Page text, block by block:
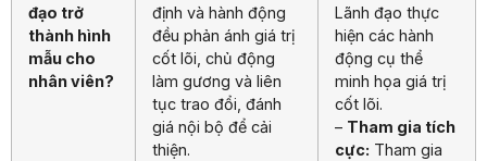
đạo trở
thành hình
mẫu cho
nhân viên?
định và hành động
đều phản ánh giá trị
cốt lõi, chủ động
làm gương và liên
tục trao đổi, đánh
giá nội bộ để cải
thiện.
Lãnh đạo thực
hiện các hành
động cụ thể
minh họa giá trị
cốt lõi.
– Tham gia tích
cực: Tham gia